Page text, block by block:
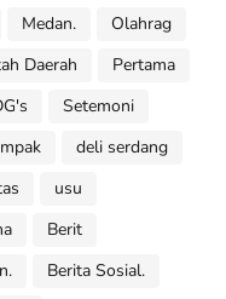
Medan.
Olahrag
Daerah
Pertama
Setemoni
deli serdang
usu
Berit
Berita Sosial.